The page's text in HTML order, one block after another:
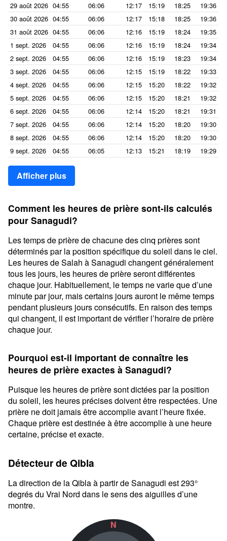
29 août 2026 04:55 06:06 12:17 15:19 18:25
19:36
30 août 2026 04:55 06:06 12:17 15:18 18:25
19:36
31 août 2026 04:55 06:06 12:16 15:19 18:24
19:35
1 sept. 2026
04:55 06:06 12:16 15:19 18:24
19:34
2 sept. 2026
04:55 06:06 12:16 15:19 18:23
19:34
3 sept. 2026
04:55 06:06 12:15 15:19 18:22
19:33
4 sept. 2026
04:55 06:06 12:15 15:20 18:22
19:32
5 sept. 2026
04:55 06:06 12:15 15:20 18:21
19:32
6 sept. 2026
04:55 06:06 12:14 15:20 18:21
19:31
7 sept. 2026
04:55 06:06 12:14 15:20 18:20
19:30
8 sept. 2026
04:55 06:06 12:14 15:20 18:20
19:30
9 sept. 2026
04:55 06:05 12:13 15:21 18:19 19:29
Afficher plus
Comment les heures de prière sont-ils calculés
pour Sanagudi?
Les temps de prière de chacune des cinq prières sont
déterminés par la position spécifique du soleil dans le ciel.
Les heures de Salah à Sanagudi changent généralement
tous les jours, les heures de prière seront différentes
chaque jour. Habituellement, le temps ne varie que d’une
minute par jour, mais certains jours auront le même temps
pendant plusieurs jours consécutifs. En raison des temps
qui changent, il est important de vérifier l’horaire de prière
chaque jour.
Pourquoi est-il important de connaître les
heures de prière exactes à Sanagudi?
Puisque les heures de prière sont dictées par la position
du soleil, les heures précises doivent être respectées. Une
prière ne doit jamais être accomplie avant l’heure fixée.
Chaque prière est destinée à être accomplie à une heure
certaine, précise et exacte.
Détecteur de Qibla
La direction de la Qibla à partir de Sanagudi est 293°
degrés du Vrai Nord dans le sens des aiguilles d’une
montre.
N